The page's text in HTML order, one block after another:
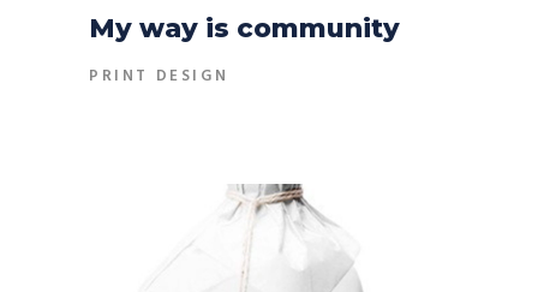
My way is community
PRINT DESIGN